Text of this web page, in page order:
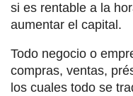
si es rentable a la
aumentar el capital.
Todo negocio o
compras, ventas,
los cuales todo se